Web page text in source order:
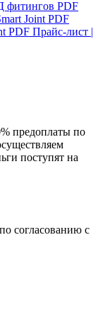
фитингов PDF
Joint PDF
PDF Прайс-лист |
предоплаты по
поступят на
согласованию с